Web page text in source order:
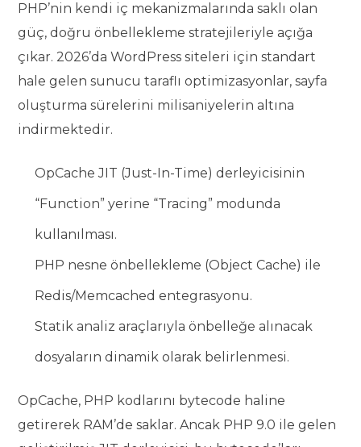
PHP’nin kendi iç mekanizmalarında saklı olan
güç, doğru önbellekleme stratejileriyle açığa
çıkar. 2026’da WordPress siteleri için standart
hale gelen sunucu taraflı optimizasyonlar, sayfa
oluşturma sürelerini milisaniyelerin altına
indirmektedir.
OpCache JIT (Just-In-Time) derleyicisinin
“Function” yerine “Tracing” modunda
kullanılması.
PHP nesne önbellekleme (Object Cache) ile
Redis/Memcached entegrasyonu.
Statik analiz araçlarıyla önbelleğe alınacak
dosyaların dinamik olarak belirlenmesi.
OpCache, PHP kodlarını bytecode haline
getirerek RAM’de saklar. Ancak PHP 9.0 ile gelen